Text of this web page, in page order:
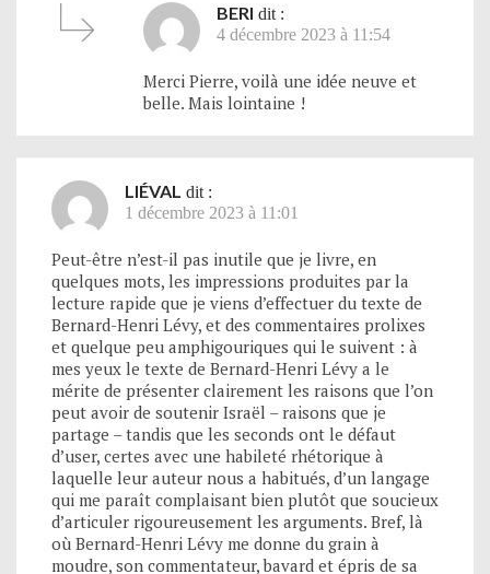
BERI dit :
4 décembre 2023 à 11:54
Merci Pierre, voilà une idée neuve et
belle. Mais lointaine !
LIÉVAL dit :
1 décembre 2023 à 11:01
Peut-être n’est-il pas inutile que je livre, en
quelques mots, les impressions produites par la
lecture rapide que je viens d’effectuer du texte de
Bernard-Henri Lévy, et des commentaires prolixes
et quelque peu amphigouriques qui le suivent : à
mes yeux le texte de Bernard-Henri Lévy a le
mérite de présenter clairement les raisons que l’on
peut avoir de soutenir Israël – raisons que je
partage – tandis que les seconds ont le défaut
d’user, certes avec une habileté rhétorique à
laquelle leur auteur nous a habitués, d’un langage
qui me paraît complaisant bien plutôt que soucieux
d’articuler rigoureusement les arguments. Bref, là
où Bernard-Henri Lévy me donne du grain à
moudre, son commentateur, bavard et épris de sa